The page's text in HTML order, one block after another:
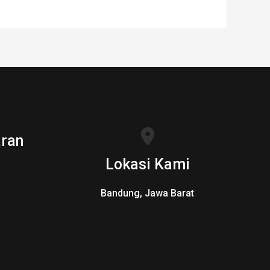
Lokasi Kami
Bandung, Jawa Barat